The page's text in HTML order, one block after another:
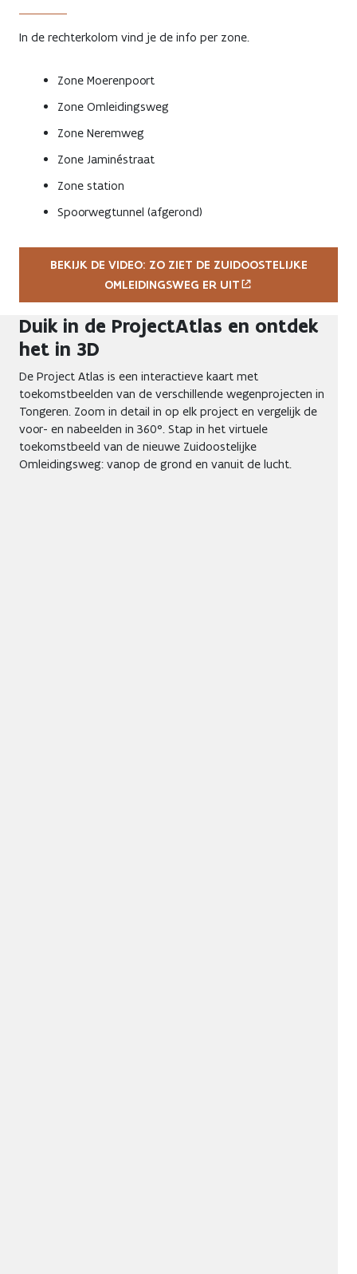
In de rechterkolom vind je de info per zone.
Zone Moerenpoort
Zone Omleidingsweg
Zone Neremweg
Zone Jaminéstraat
Zone station
Spoorwegtunnel (afgerond)
BEKIJK DE VIDEO: ZO ZIET DE ZUIDOOSTELIJKE
OMLEIDINGSWEG ER UIT
Duik in de ProjectAtlas en ontdek
het in 3D
De Project Atlas is een interactieve kaart met
toekomstbeelden van de verschillende wegenprojecten in
Tongeren. Zoom in detail in op elk project en vergelijk de
voor- en nabeelden in 360°. Stap in het virtuele
toekomstbeeld van de nieuwe Zuidoostelijke
Omleidingsweg: vanop de grond en vanuit de lucht.